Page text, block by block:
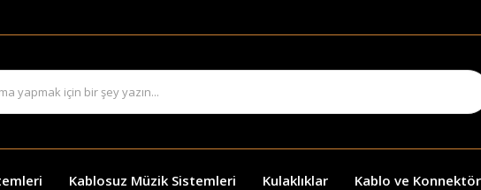
Kablosuz Müzik Sistemleri Kulaklıklar Kablo ve Konnektör